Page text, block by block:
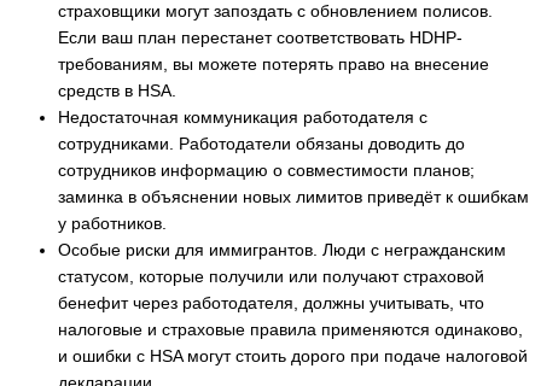
страховщики могут запоздать с обновлением полисов.
Если ваш план перестанет соответствовать HDHP-
требованиям, вы можете потерять право на внесение
средств в HSA.
Недостаточная коммуникация работодателя с
сотрудниками. Работодатели обязаны доводить до
сотрудников информацию о совместимости планов;
заминка в объяснении новых лимитов приведёт к ошибкам
у работников.
Особые риски для иммигрантов. Люди с негражданским
статусом, которые получили или получают страховой
бенефит через работодателя, должны учитывать, что
налоговые и страховые правила применяются одинаково,
и ошибки с HSA могут стоить дорого при подаче налоговой